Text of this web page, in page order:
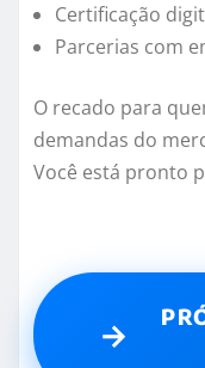
Certificação
Parcerias com
O recado para
demandas do
Você está pronto
→